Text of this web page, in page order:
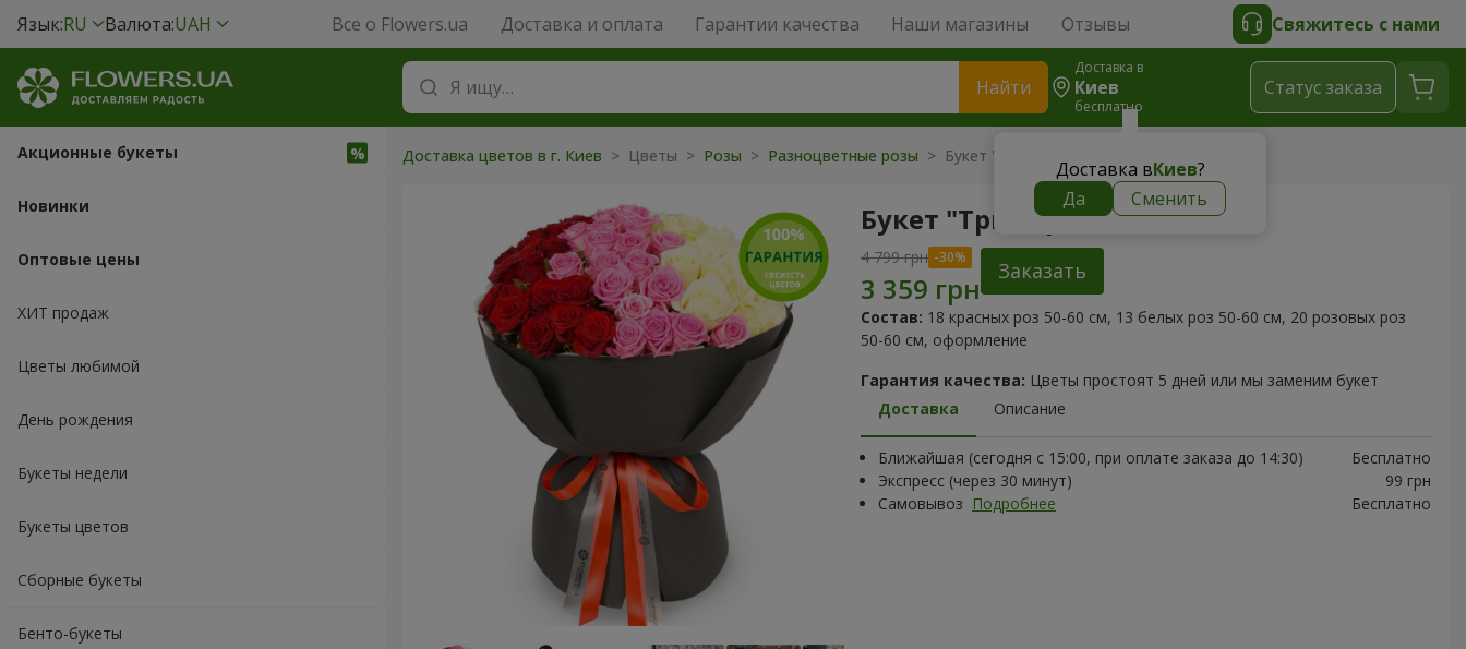
Язык:RU Валюта:UAH Все о Flowers.ua Доставка и оплата Гарантии качества Наши магазины Отзывы Свяжитесь с нами
Найти
Доставка в
Киев
бесплатно
Доставка вКиев?
Да
Сменить
Cтатус заказа
Акционные букеты
Новинки
Оптовые цены
ХИТ продаж
Цветы любимой
День рождения
Букеты недели
Букеты цветов
Сборные букеты
Бенто-букеты
Доставка цветов в г. Киев > Цветы > Розы > Разноцветные розы > Букет "Три сердца"
Букет "Три сердца"
4 799 грн
Заказать
Состав: 18 красных роз 50-60 см, 13 белых роз 50-60 см, 20 розовых роз
50-60 см, оформление
Гарантия качества: Цветы простоят 5 дней или мы заменим букет
Доставка
Описание
Ближайшая (сегодня с 15:00, при оплате заказа до 14:30)
Бесплатно
Экспресс (через 30 минут)
99 грн
Самовывоз Подробнее Бесплатно